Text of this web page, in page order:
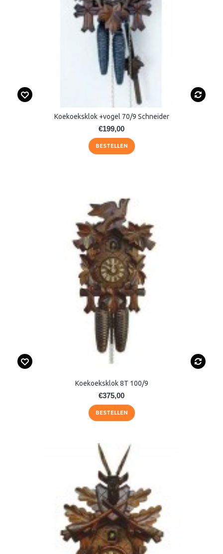
Koekoeksklok +vogel 70/9 Schneider
€199,00
BESTELLEN
Koekoeksklok 8T 100/9
€375,00
BESTELLEN